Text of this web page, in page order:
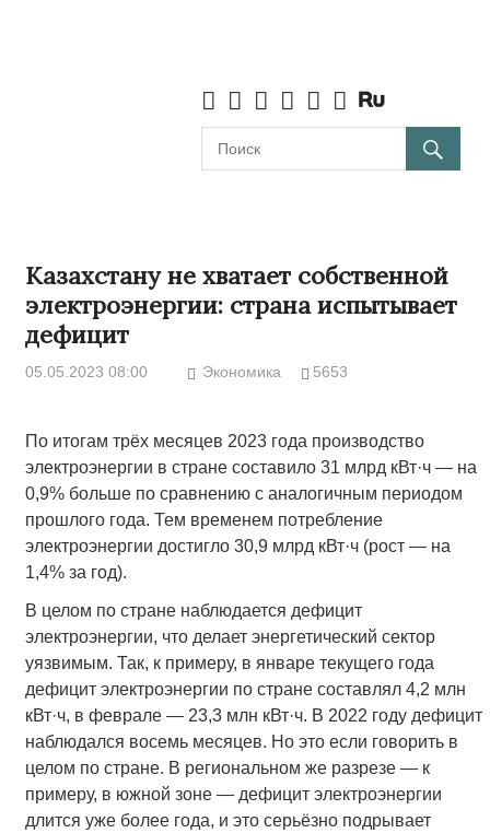
Казахстану не хватает собственной
электроэнергии: страна испытывает
дефицит
05.05.2023 08:00 Экономика 5653
По итогам трёх месяцев 2023 года производство
электроэнергии в стране составило 31 млрд кВт·ч — на
0,9% больше по сравнению с аналогичным периодом
прошлого года. Тем временем потребление
электроэнергии достигло 30,9 млрд кВт·ч (рост — на
1,4% за год).
В целом по стране наблюдается дефицит
электроэнергии, что делает энергетический сектор
уязвимым. Так, к примеру, в январе текущего года
дефицит электроэнергии по стране составлял 4,2 млн
кВт·ч, в феврале — 23,3 млн кВт·ч. В 2022 году дефицит
наблюдался восемь месяцев. Но это если говорить в
целом по стране. В региональном же разрезе — к
примеру, в южной зоне — дефицит электроэнергии
длится уже более года, и это серьёзно подрывает